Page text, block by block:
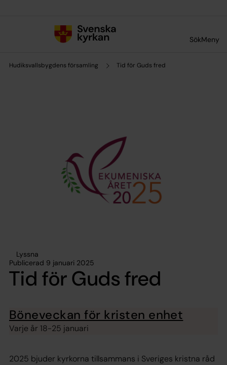
SökMeny
Hudiksvallsbygdens församling Tid för Guds fred
Lyssna
Publicerad 9 januari 2025
Tid för Guds fred
Böneveckan för kristen enhet
Varje år 18-25 januari
2025 bjuder kyrkorna tillsammans i Sveriges kristna råd